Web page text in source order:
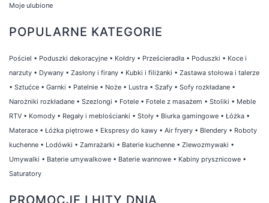
Moje ulubione
POPULARNE KATEGORIE
Pościel • Poduszki dekoracyjne • Kołdry • Prześcieradła • Poduszki • Koce i
narzuty • Dywany • Zasłony i firany • Kubki i filiżanki • Zastawa stołowa i talerze
• Sztućce • Garnki • Patelnie • Noże • Lustra • Szafy • Sofy rozkładane •
Narożniki rozkładane • Szezlongi • Fotele • Fotele z masażem • Stoliki • Meble
RTV • Komody • Regały i meblościanki • Stoły • Biurka gamingowe • Łóżka •
Materace • Łóżka piętrowe • Ekspresy do kawy • Air fryery • Blendery • Roboty
kuchenne • Lodówki • Zamrażarki • Baterie kuchenne • Zlewozmywaki •
Umywalki • Baterie umywalkowe • Baterie wannowe • Kabiny prysznicowe •
Saturatory
PROMOCJE I HITY DNIA